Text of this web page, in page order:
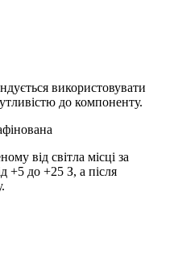
використовувати
до компоненту.
від світла місці за
+5 до +25 З, а після